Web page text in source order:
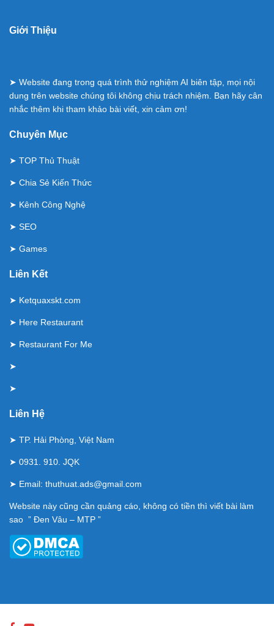
Giới Thiệu
➤ Website đang trong quá trình thử nghiệm AI biên tập, mọi nội
dung trên website chúng tôi không chịu trách nhiệm. Bạn hãy cân
nhắc thêm khi tham khảo bài viết, xin cảm ơn!
Chuyên Mục
➤ TOP Thủ Thuật
➤ Chia Sẻ Kiến Thức
➤ Kênh Công Nghệ
➤ SEO
➤ Games
Liên Kết
➤ Ketquaxskt.com
➤ Here Restaurant
➤ Restaurant For Me
➤
➤
Liên Hệ
➤ TP. Hải Phòng, Việt Nam
➤ 0931. 910. JQK
➤ Email: thuthuat.ads@gmail.com
Website này cũng cần quảng cáo, không có tiền thì viết bài làm
sao ” Đen Vâu – MTP ”